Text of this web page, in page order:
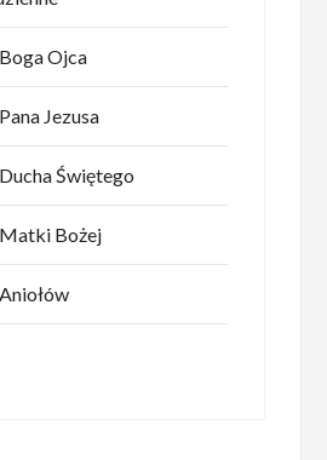
Ojca
Jezusa
Świętego
Bożej